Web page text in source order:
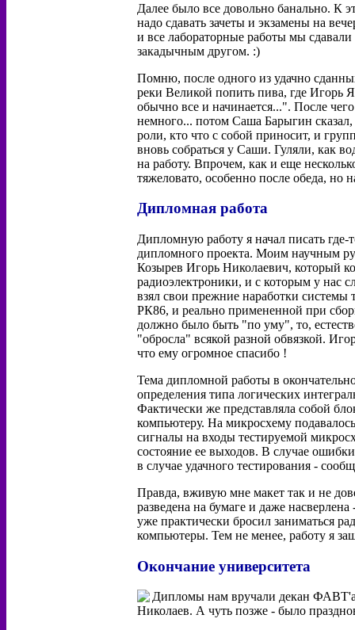
Далее было все довольно банально. К
надо сдавать зачеты и экзамены на
и все лабораторные работы мы
закадычным другом. :)
Помню, после одного из удачно
реки Великой попить пива, где Игорь
обычно все и начинается...". После
немного... потом Саша Барыгин
роли, кто что с собой приносит, и
вновь собраться у Саши. Гуляли, как
на работу. Впрочем, как и еще
тяжеловато, особенно после обеда, но
Дипломная работа
Дипломную работу я начал писать где-
дипломного проекта. Моим научным
Козырев Игорь Николаевич, который
радиоэлектроники, и с которым у нас
взял свои прежние наработки
РК86, и реально примененной при
должно было быть "по уму", то,
"обросла" всякой разной обвязкой.
что ему огромное спасибо !
Тема дипломной работы в
определения типа логических
Фактически же представляла собой
компьютеру. На микросхему
сигналы на входы тестируемой
состояние ее выходов. В случае
в случае удачного тестирования -
Правда, вживую мне макет так и не
разведена на бумаге и даже
уже практически бросил заниматься
компьютеры. Тем не менее, работу я
Окончание университета
Дипломы нам вручали декан ФАВТ'а
Николаев. А чуть позже - было